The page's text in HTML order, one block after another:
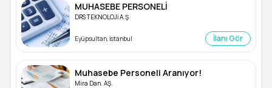
MUHASEBE PERSONELİ
DRS TEKNOLOJİ A.Ş
Eyüpsultan, İstanbul İlanı Gör
Muhasebe Personeli Aranıyor!
Mira Dan. AŞ.